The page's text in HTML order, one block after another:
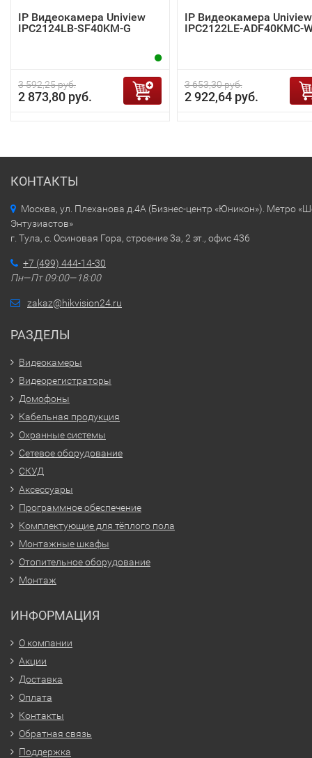
IP Видеокамера Uniview
IPC2124LB-SF40KM-G
3 592,25 руб.
2 873,80 руб.
IP Видеокамера Uniview
IPC2122LE-ADF40KMC-
3 653,30 руб.
2 922,64 руб.
КОНТАКТЫ
Москва, ул. Плеханова д.4А (Бизнес-центр «Юникон»). Метро
Энтузиастов»
г. Тула, с. Осиновая Гора, строение 3а, 2 эт., офис 436
+7 (499) 444-14-30
Пн—Пт 09:00—18:00
zakaz@hikvision24.ru
РАЗДЕЛЫ
Видеокамеры
Видеорегистраторы
Домофоны
Кабельная продукция
Охранные системы
Сетевое оборудование
СКУД
Аксессуары
Программное обеспечение
Комплектующие для тёплого пола
Монтажные шкафы
Отопительное оборудование
Монтаж
ИНФОРМАЦИЯ
О компании
Акции
Доставка
Оплата
Контакты
Обратная связь
Поддержка